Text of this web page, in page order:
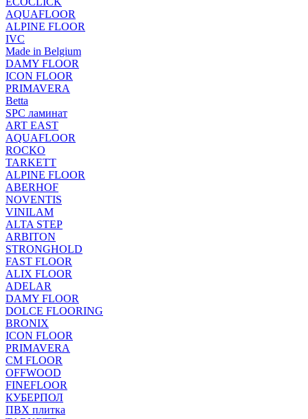
AQUAFLOOR
ALPINE FLOOR
IVC
Made in Belgium
DAMY FLOOR
ICON FLOOR
PRIMAVERA
Betta
SPC ламинат
ART EAST
AQUAFLOOR
ROCKO
TARKETT
ALPINE FLOOR
ABERHOF
NOVENTIS
VINILAM
ALTA STEP
ARBITON
STRONGHOLD
FAST FLOOR
ALIX FLOOR
ADELAR
DAMY FLOOR
DOLCE FLOORING
BRONIX
ICON FLOOR
PRIMAVERA
CM FLOOR
OFFWOOD
FINEFLOOR
КУБЕРПОЛ
ПВХ плитка